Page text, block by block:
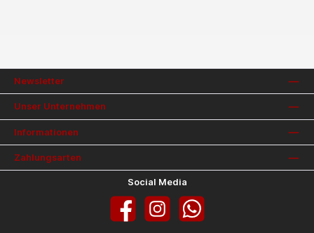
Newsletter
Unser Unternehmen
Informationen
Zahlungsarten
Social Media
Facebook InstagramWhatsApp